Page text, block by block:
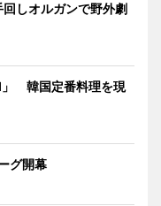
しオルガンで野外劇
」 韓国定番料理を現
グ開幕